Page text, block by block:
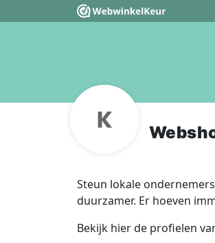
Steun lokale
duurzamer. Er hoeven
Bekijk hier de profielen